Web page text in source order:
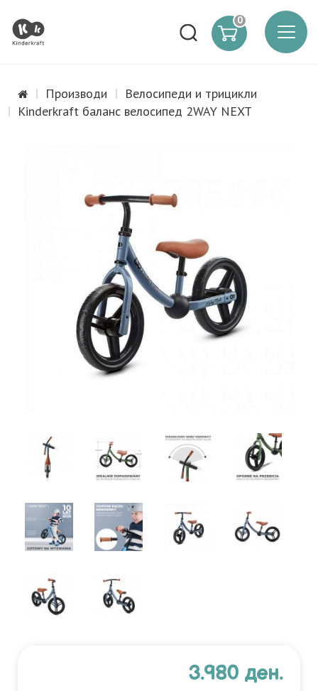
0
Производи
Велосипеди и трицикли
Kinderkraft баланс велосипед 2WAY NEXT
3.980 ден.